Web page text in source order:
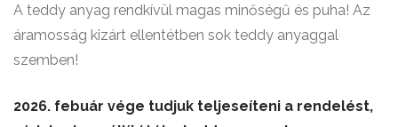
A teddy anyag rendkívül magas minőségű és puha! Az
áramosság kizárt ellentétben sok teddy anyaggal
szemben!
2026. febuár vége tudjuk teljeseíteni a rendelést,